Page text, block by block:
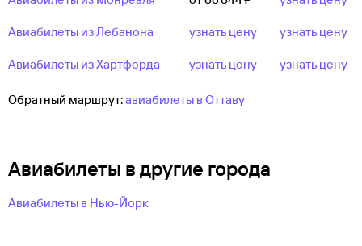
Авиабилеты из Лебанона узнать цену узнать цену
Авиабилеты из Хартфорда узнать цену узнать цену
Обратный маршрут:авиабилеты в Оттаву
Авиабилеты в другие города
Авиабилеты в Нью-Йорк